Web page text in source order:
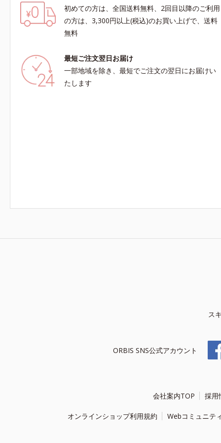
初めての方は、全国送料無料、2回目以降のご利用
の方は、3,300円以上(税込)のお買い上げで、送料
無料
最短ご注文翌日お届け
一部地域を除き、最短でご注文の翌日にお届けい
たします
ス
ORBIS SNS公式アカウント
会社案内TOP 採用
オンラインショップ利用規約 Webコミュニテ